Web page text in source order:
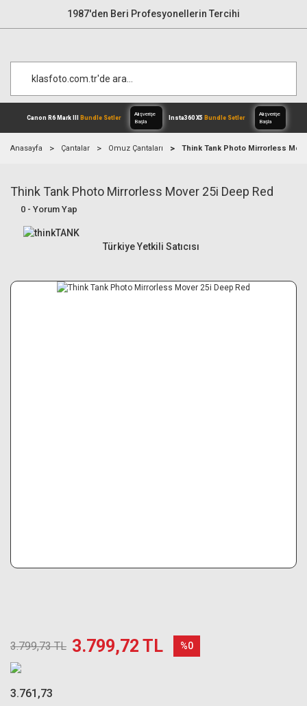
1987'den Beri Profesyonellerin Tercihi
Canon R6 Mark IIIBundle Setler
Alışverişe
Anasayfa Çantalar Omuz Çantaları Think Tank Photo Mirrorless
Think Tank Photo Mirrorless Mover 25i Deep Red
0 - Yorum Yap
Türkiye Yetkili Satıcısı
3.799,73 TL 3.799,72 TL %0
3.761,73